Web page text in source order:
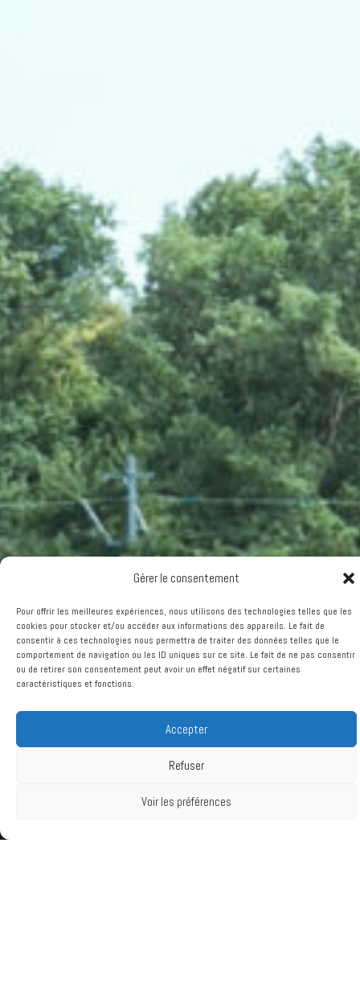
Gérer le consentement
Pour offrir les meilleures expériences, nous utilisons des technologies telles que
les cookies pour stocker et/ou accéder aux informations des appareils. Le fait de
consentir à ces technologies nous permettra de traiter des données telles que le
comportement de navigation ou les ID uniques sur ce site. Le fait de ne pas
consentir ou de retirer son consentement peut avoir un effet négatif sur certaines
caractéristiques et fonctions.
Accepter
Refuser
Voir les préférences